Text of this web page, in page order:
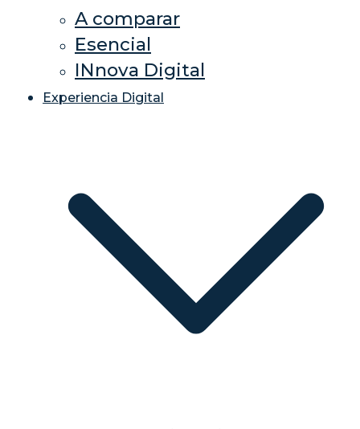
A comparar
Esencial
INnova Digital
Experiencia Digital